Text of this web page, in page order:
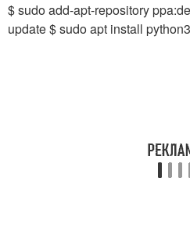
$ sudo add-apt-repository
update $ sudo apt install